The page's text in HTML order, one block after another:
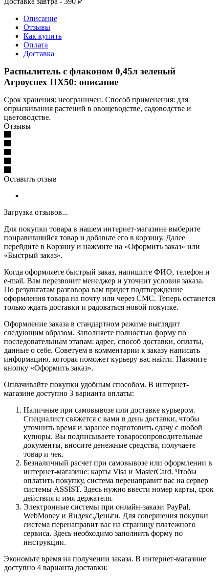
Описание
Отзывы
Как купить
Оплата
Доставка
Распылитель с флаконом 0,45л зеленый
Агроуспех НХ50: описание
Срок хранения: неограничен. Способ применения: для
опрыскивания растений в овощеводстве, садоводстве и
цветоводстве.
Отзывы
Оставить отзыв
Загрузка отзывов...
Для покупки товара в нашем интернет-магазине выберите
понравившийся товар и добавьте его в корзину. Далее
перейдите в Корзину и нажмите на «Оформить заказ» или
«Быстрый заказ».
Когда оформляете быстрый заказ, напишите ФИО, телефон и
e-mail. Вам перезвонит менеджер и уточнит условия заказа.
По результатам разговора вам придет подтверждение
оформления товара на почту или через СМС. Теперь останется
только ждать доставки и радоваться новой покупке.
Оформление заказа в стандартном режиме выглядит
следующим образом. Заполняете полностью форму по
последовательным этапам: адрес, способ доставки, оплаты,
данные о себе. Советуем в комментарии к заказу написать
информацию, которая поможет курьеру вас найти. Нажмите
кнопку «Оформить заказ».
Оплачивайте покупки удобным способом. В интернет-
магазине доступно 3 варианта оплаты:
Наличные при самовывозе или доставке курьером.
Специалист свяжется с вами в день доставки, чтобы
уточнить время и заранее подготовить сдачу с любой
купюры. Вы подписываете товаросопроводительные
документы, вносите денежные средства, получаете
товар и чек.
Безналичный расчет при самовывозе или оформлении в
интернет-магазине: карты Visa и MasterCard. Чтобы
оплатить покупку, система перенаправит вас на сервер
системы ASSIST. Здесь нужно ввести номер карты, срок
действия и имя держателя.
Электронные системы при онлайн-заказе: PayPal,
WebMoney и Яндекс.Деньги. Для совершения покупки
система перенаправит вас на страницу платежного
сервиса. Здесь необходимо заполнить форму по
инструкции.
Экономьте время на получении заказа. В интернет-магазине
доступно 4 варианта доставки: